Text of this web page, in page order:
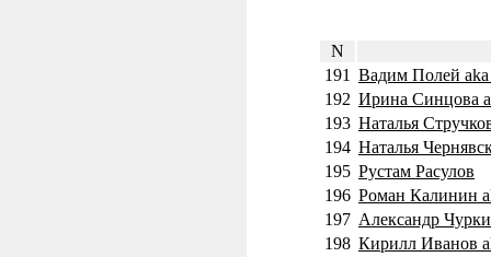
N
191 Вадим Полей aka
192 Ирина Синцова
193 Наталья
194 Наталья
195 Рустам Расулов
196 Роман Калинин
197 Александр
198 Кирилл Иванов